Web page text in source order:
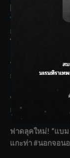
Recent Posts
กรมประมงฟื้น “บ้า
โปรตีนยั่งยืนตามพ
“MARQUISE (มา
สอง “IRONIC” เ
ชลประทานเชียงใ
ยังไม่ล้นตลิ่ง
ฟาดลุคใหม่! “แบ
แกะท่า #นอกจอน